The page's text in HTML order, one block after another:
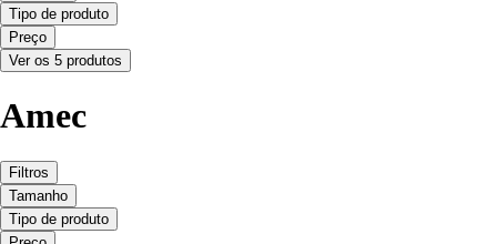
Tipo de produto
Preço
Ver os 5 produtos
Amec
Filtros
Tamanho
Tipo de produto